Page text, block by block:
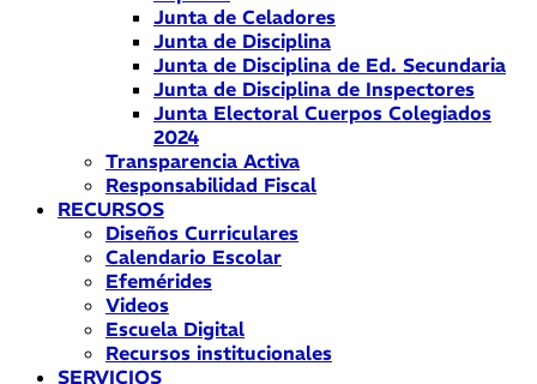
Junta de Celadores
Junta de Disciplina
Junta de Disciplina de Ed. Secundaria
Junta de Disciplina de Inspectores
Junta Electoral Cuerpos Colegiados
2024
Transparencia Activa
Responsabilidad Fiscal
RECURSOS
Diseños Curriculares
Calendario Escolar
Efemérides
Videos
Escuela Digital
Recursos institucionales
SERVICIOS